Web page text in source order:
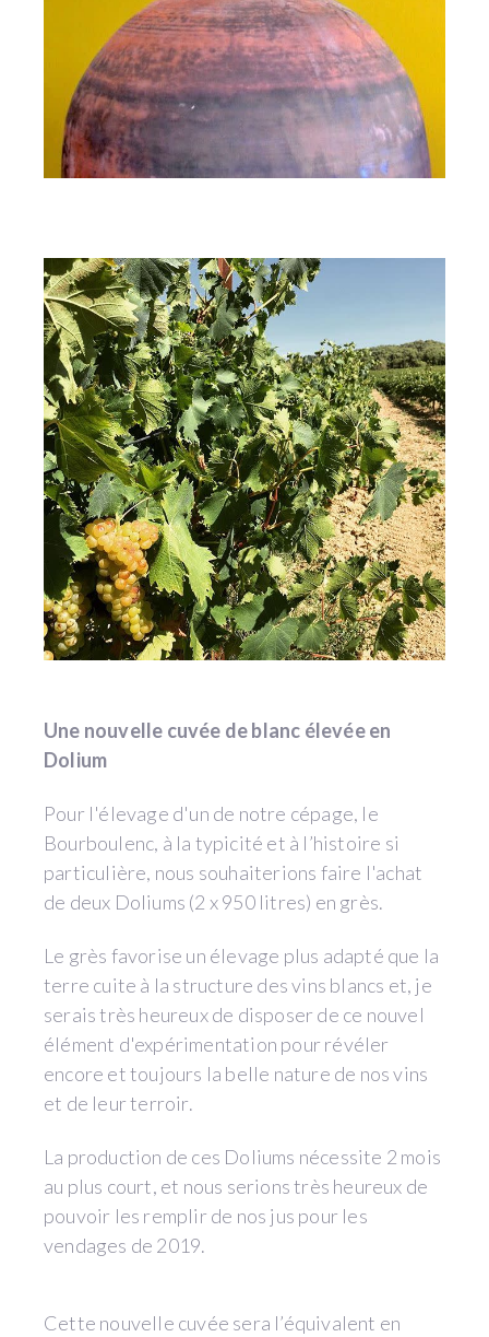
Une nouvelle cuvée de blanc élevée en
Dolium
Pour l'élevage d'un de notre cépage, le
Bourboulenc, à la typicité et à l’histoire si
particulière, nous souhaiterions faire l'achat
de deux Doliums (2 x 950 litres) en grès.
Le grès favorise un élevage plus adapté que la
terre cuite à la structure des vins blancs et, je
serais très heureux de disposer de ce nouvel
élément d'expérimentation pour révéler
encore et toujours la belle nature de nos vins
et de leur terroir.
La production de ces Doliums nécessite 2 mois
au plus court, et nous serions très heureux de
pouvoir les remplir de nos jus pour les
vendages de 2019.
Cette nouvelle cuvée sera l’équivalent en